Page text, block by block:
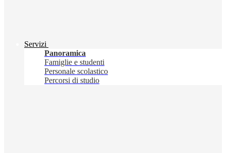
Servizi
Panoramica
Famiglie e studenti
Personale scolastico
Percorsi di studio